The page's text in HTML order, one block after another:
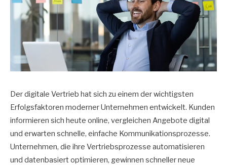
Der digitale Vertrieb hat sich zu einem der wichtigsten
Erfolgsfaktoren moderner Unternehmen entwickelt. Kunden
informieren sich heute online, vergleichen Angebote digital
und erwarten schnelle, einfache Kommunikationsprozesse.
Unternehmen, die ihre Vertriebsprozesse automatisieren
und datenbasiert optimieren, gewinnen schneller neue